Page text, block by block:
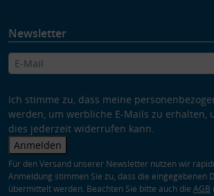
Newsletter
Ich stimme zu, dass meine
werden, um werbliche E-Mails zu erhalten,
dies jederzeit widerrufen kann.
Anmelden
Für den Versand unserer Newsletter nutzen wir
Anmeldung stimmen Sie zu, dass die eingegebenen
übermittelt werden. Beachten Sie bitte auch die AGB